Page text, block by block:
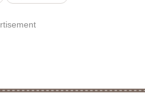
説明会・相談会